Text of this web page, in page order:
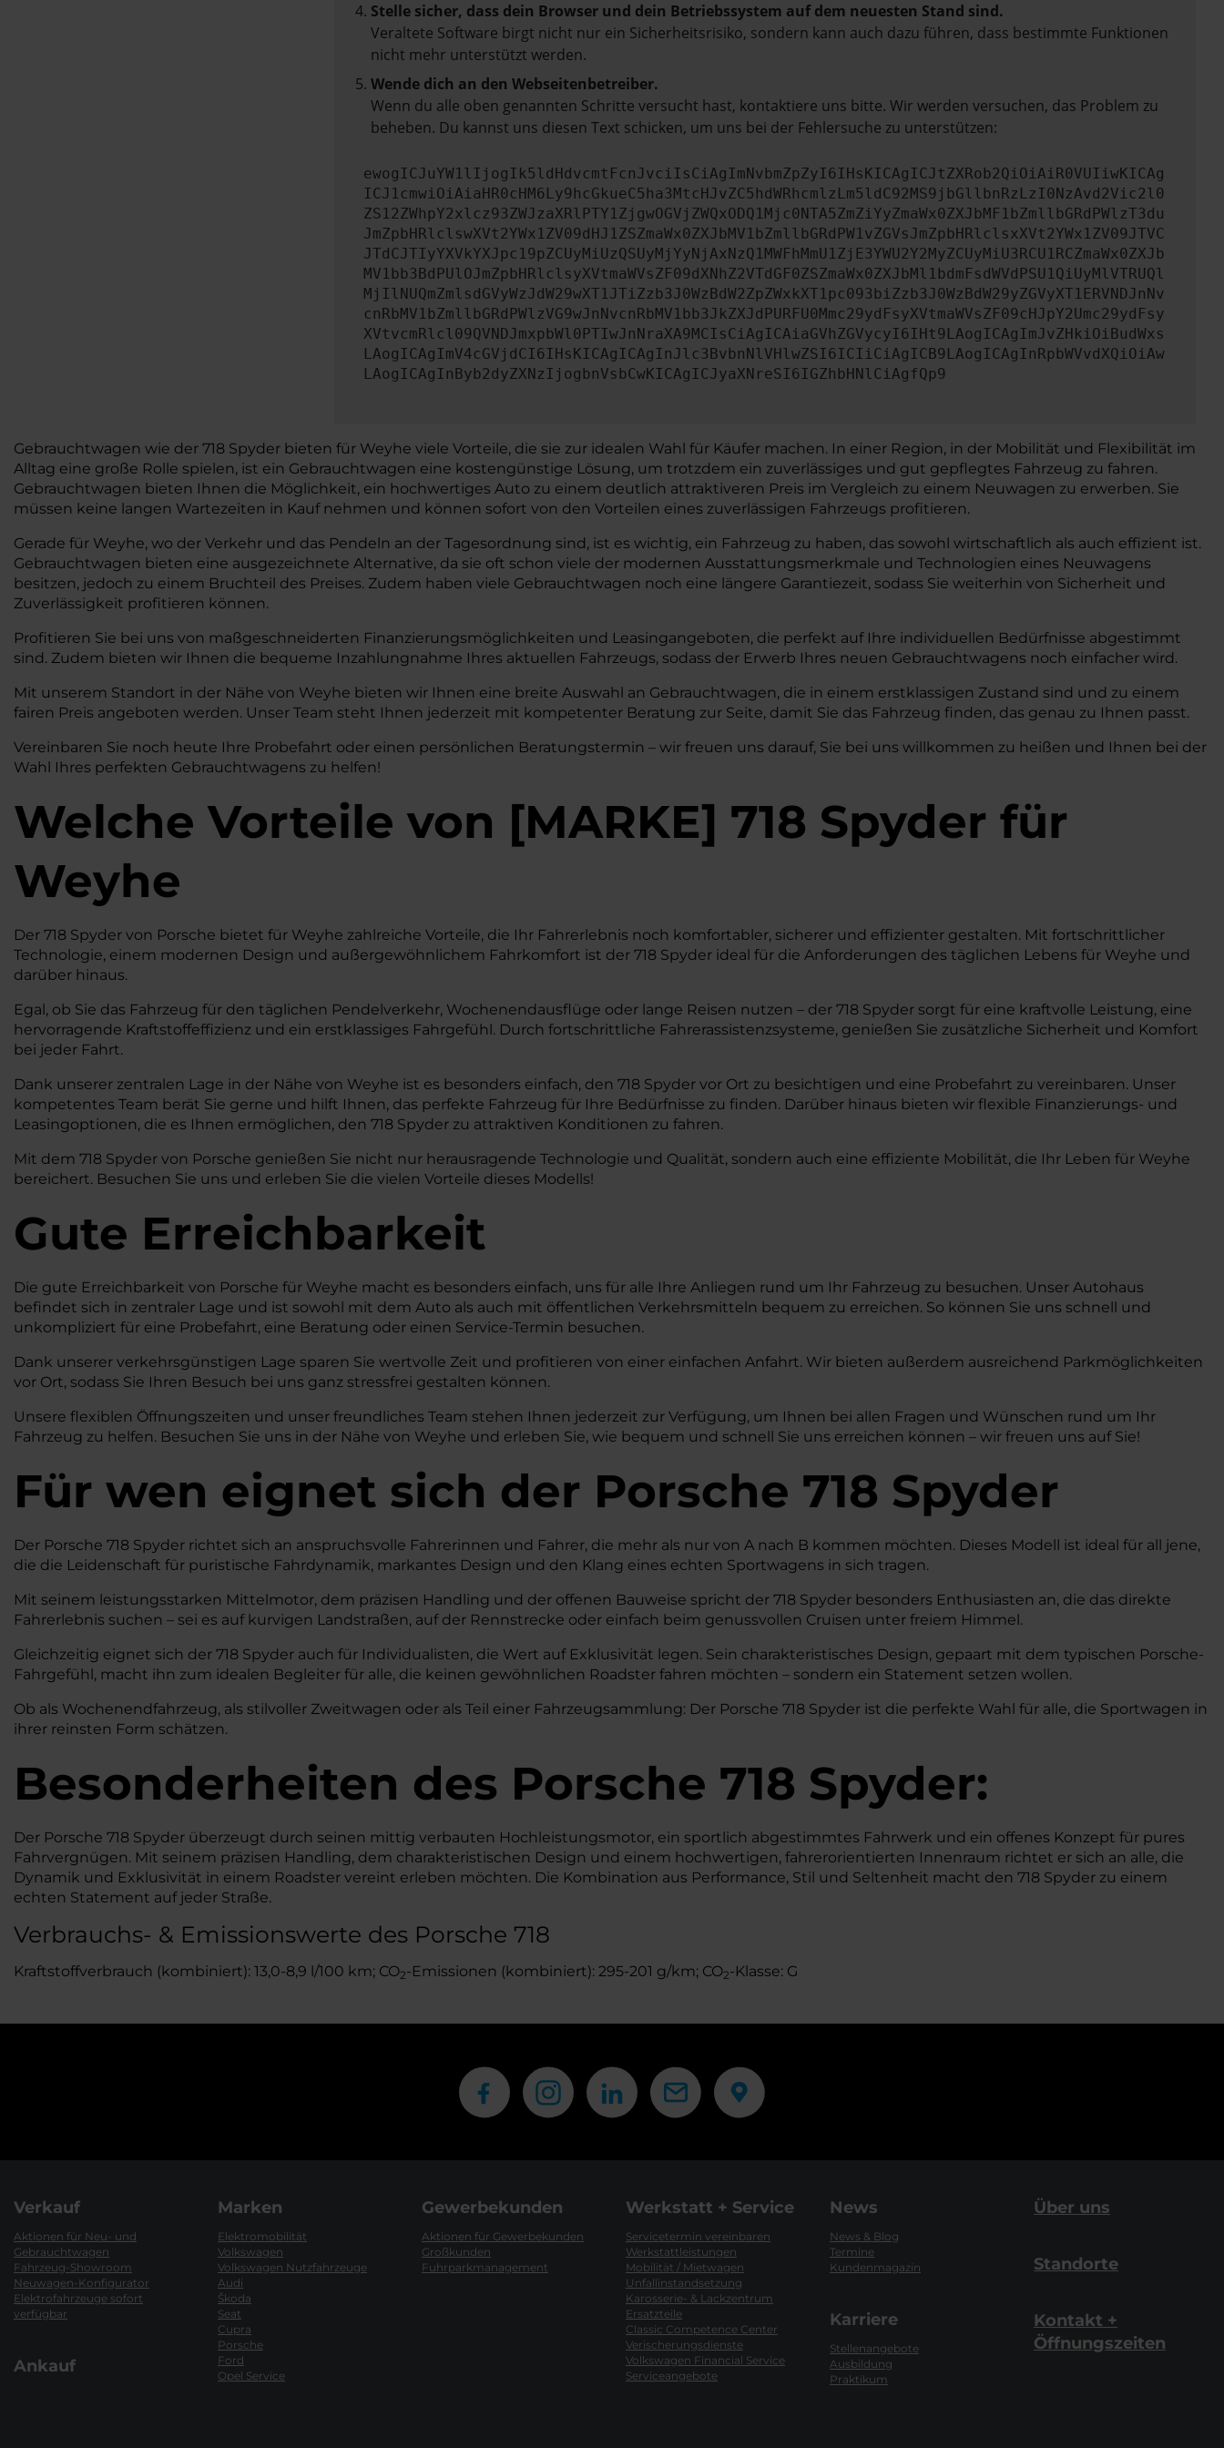
Stelle sicher, dass dein Browser und dein Betriebssystem auf dem neuesten Stand sind.
Veraltete Software birgt nicht nur ein Sicherheitsrisiko, sondern kann auch dazu führen, dass bestimmte Funktionen
nicht mehr unterstützt werden.
Wende dich an den Webseitenbetreiber.
Wenn du alle oben genannten Schritte versucht hast, kontaktiere uns bitte. Wir werden versuchen, das Problem zu
beheben. Du kannst uns diesen Text schicken, um uns bei der Fehlersuche zu unterstützen:
ewogICJuYW1lIjogIk5ldHdvcmtFcnJvciIsCiAgImNvbmZpZyI6IHsKICAgICJtZXRob2QiOiAiR0VUIiwKICAg
ICJ1cmwiOiAiaHR0cHM6Ly9hcGkueC5ha3MtcHJvZC5hdWRhcmlzLm5ldC92MS9jbGllbnRzLzI0NzAvd2Vic2l0
ZS12ZWhpY2xlcz93ZWJzaXRlPTY1ZjgwOGVjZWQxODQ1Mjc0NTA5ZmZiYyZmaWx0ZXJbMF1bZmllbGRdPWlzT3du
JmZpbHRlclswXVt2YWx1ZV09dHJ1ZSZmaWx0ZXJbMV1bZmllbGRdPW1vZGVsJmZpbHRlclsxXVt2YWx1ZV09JTVC
JTdCJTIyYXVkYXJpc19pZCUyMiUzQSUyMjYyNjAxNzQ1MWFhMmU1ZjE3YWU2Y2MyZCUyMiU3RCU1RCZmaWx0ZXJb
MV1bb3BdPUlOJmZpbHRlclsyXVtmaWVsZF09dXNhZ2VTdGF0ZSZmaWx0ZXJbMl1bdmFsdWVdPSU1QiUyMlVTRUQl
MjIlNUQmZmlsdGVyWzJdW29wXT1JTiZzb3J0WzBdW2ZpZWxkXT1pc093biZzb3J0WzBdW29yZGVyXT1ERVNDJnNv
cnRbMV1bZmllbGRdPWlzVG9wJnNvcnRbMV1bb3JkZXJdPURFU0Mmc29ydFsyXVtmaWVsZF09cHJpY2Umc29ydFsy
XVtvcmRlcl09QVNDJmxpbWl0PTIwJnNraXA9MCIsCiAgICAiaGVhZGVycyI6IHt9LAogICAgImJvZHkiOiBudWxs
LAogICAgImV4cGVjdCI6IHsKICAgICAgInJlc3BvbnNlVHlwZSI6ICIiCiAgICB9LAogICAgInRpbWVvdXQiOiAw
LAogICAgInByb2dyZXNzIjogbnVsbCwKICAgICJyaXNreSI6IGZhbHNlCiAgfQp9
Gebrauchtwagen wie der 718 Spyder bieten für Weyhe viele Vorteile, die sie zur idealen Wahl für Käufer machen. In einer Region, in der Mobilität und Flexibilität im
Alltag eine große Rolle spielen, ist ein Gebrauchtwagen eine kostengünstige Lösung, um trotzdem ein zuverlässiges und gut gepflegtes Fahrzeug zu fahren.
Gebrauchtwagen bieten Ihnen die Möglichkeit, ein hochwertiges Auto zu einem deutlich attraktiveren Preis im Vergleich zu einem Neuwagen zu erwerben. Sie
müssen keine langen Wartezeiten in Kauf nehmen und können sofort von den Vorteilen eines zuverlässigen Fahrzeugs profitieren.
Gerade für Weyhe, wo der Verkehr und das Pendeln an der Tagesordnung sind, ist es wichtig, ein Fahrzeug zu haben, das sowohl wirtschaftlich als auch effizient ist.
Gebrauchtwagen bieten eine ausgezeichnete Alternative, da sie oft schon viele der modernen Ausstattungsmerkmale und Technologien eines Neuwagens
besitzen, jedoch zu einem Bruchteil des Preises. Zudem haben viele Gebrauchtwagen noch eine längere Garantiezeit, sodass Sie weiterhin von Sicherheit und
Zuverlässigkeit profitieren können.
Profitieren Sie bei uns von maßgeschneiderten Finanzierungsmöglichkeiten und Leasingangeboten, die perfekt auf Ihre individuellen Bedürfnisse abgestimmt
sind. Zudem bieten wir Ihnen die bequeme Inzahlungnahme Ihres aktuellen Fahrzeugs, sodass der Erwerb Ihres neuen Gebrauchtwagens noch einfacher wird.
Mit unserem Standort in der Nähe von Weyhe bieten wir Ihnen eine breite Auswahl an Gebrauchtwagen, die in einem erstklassigen Zustand sind und zu einem
fairen Preis angeboten werden. Unser Team steht Ihnen jederzeit mit kompetenter Beratung zur Seite, damit Sie das Fahrzeug finden, das genau zu Ihnen passt.
Vereinbaren Sie noch heute Ihre Probefahrt oder einen persönlichen Beratungstermin – wir freuen uns darauf, Sie bei uns willkommen zu heißen und Ihnen bei der
Wahl Ihres perfekten Gebrauchtwagens zu helfen!
Welche Vorteile von [MARKE] 718 Spyder für
Weyhe
Der 718 Spyder von Porsche bietet für Weyhe zahlreiche Vorteile, die Ihr Fahrerlebnis noch komfortabler, sicherer und effizienter gestalten. Mit fortschrittlicher
Technologie, einem modernen Design und außergewöhnlichem Fahrkomfort ist der 718 Spyder ideal für die Anforderungen des täglichen Lebens für Weyhe und
darüber hinaus.
Egal, ob Sie das Fahrzeug für den täglichen Pendelverkehr, Wochenendausflüge oder lange Reisen nutzen – der 718 Spyder sorgt für eine kraftvolle Leistung, eine
hervorragende Kraftstoffeffizienz und ein erstklassiges Fahrgefühl. Durch fortschrittliche Fahrerassistenzsysteme, genießen Sie zusätzliche Sicherheit und Komfort
bei jeder Fahrt.
Dank unserer zentralen Lage in der Nähe von Weyhe ist es besonders einfach, den 718 Spyder vor Ort zu besichtigen und eine Probefahrt zu vereinbaren. Unser
kompetentes Team berät Sie gerne und hilft Ihnen, das perfekte Fahrzeug für Ihre Bedürfnisse zu finden. Darüber hinaus bieten wir flexible Finanzierungs- und
Leasingoptionen, die es Ihnen ermöglichen, den 718 Spyder zu attraktiven Konditionen zu fahren.
Mit dem 718 Spyder von Porsche genießen Sie nicht nur herausragende Technologie und Qualität, sondern auch eine effiziente Mobilität, die Ihr Leben für Weyhe
bereichert. Besuchen Sie uns und erleben Sie die vielen Vorteile dieses Modells!
Gute Erreichbarkeit
Die gute Erreichbarkeit von Porsche für Weyhe macht es besonders einfach, uns für alle Ihre Anliegen rund um Ihr Fahrzeug zu besuchen. Unser Autohaus
befindet sich in zentraler Lage und ist sowohl mit dem Auto als auch mit öffentlichen Verkehrsmitteln bequem zu erreichen. So können Sie uns schnell und
unkompliziert für eine Probefahrt, eine Beratung oder einen Service-Termin besuchen.
Dank unserer verkehrsgünstigen Lage sparen Sie wertvolle Zeit und profitieren von einer einfachen Anfahrt. Wir bieten außerdem ausreichend Parkmöglichkeiten
vor Ort, sodass Sie Ihren Besuch bei uns ganz stressfrei gestalten können.
Unsere flexiblen Öffnungszeiten und unser freundliches Team stehen Ihnen jederzeit zur Verfügung, um Ihnen bei allen Fragen und Wünschen rund um Ihr
Fahrzeug zu helfen. Besuchen Sie uns in der Nähe von Weyhe und erleben Sie, wie bequem und schnell Sie uns erreichen können – wir freuen uns auf Sie!
Für wen eignet sich der Porsche 718 Spyder
Der Porsche 718 Spyder richtet sich an anspruchsvolle Fahrerinnen und Fahrer, die mehr als nur von A nach B kommen möchten. Dieses Modell ist ideal für all jene,
die die Leidenschaft für puristische Fahrdynamik, markantes Design und den Klang eines echten Sportwagens in sich tragen.
Mit seinem leistungsstarken Mittelmotor, dem präzisen Handling und der offenen Bauweise spricht der 718 Spyder besonders Enthusiasten an, die das direkte
Fahrerlebnis suchen – sei es auf kurvigen Landstraßen, auf der Rennstrecke oder einfach beim genussvollen Cruisen unter freiem Himmel.
Gleichzeitig eignet sich der 718 Spyder auch für Individualisten, die Wert auf Exklusivität legen. Sein charakteristisches Design, gepaart mit dem typischen Porsche-
Fahrgefühl, macht ihn zum idealen Begleiter für alle, die keinen gewöhnlichen Roadster fahren möchten – sondern ein Statement setzen wollen.
Ob als Wochenendfahrzeug, als stilvoller Zweitwagen oder als Teil einer Fahrzeugsammlung: Der Porsche 718 Spyder ist die perfekte Wahl für alle, die Sportwagen in
ihrer reinsten Form schätzen.
Besonderheiten des Porsche 718 Spyder:
Der Porsche 718 Spyder überzeugt durch seinen mittig verbauten Hochleistungsmotor, ein sportlich abgestimmtes Fahrwerk und ein offenes Konzept für pures
Fahrvergnügen. Mit seinem präzisen Handling, dem charakteristischen Design und einem hochwertigen, fahrerorientierten Innenraum richtet er sich an alle, die
Dynamik und Exklusivität in einem Roadster vereint erleben möchten. Die Kombination aus Performance, Stil und Seltenheit macht den 718 Spyder zu einem
echten Statement auf jeder Straße.
Verbrauchs- & Emissionswerte des Porsche 718
Kraftstoffverbrauch (kombiniert): 13,0-8,9 l/100 km; CO2-Emissionen (kombiniert): 295-201 g/km; CO2-Klasse: G
Verkauf
Aktionen für Neu- und
Gebrauchtwagen
Fahrzeug-Showroom
Neuwagen-Konfigurator
Elektrofahrzeuge sofort
verfügbar
Ankauf
Marken
Elektromobilität
Volkswagen
Volkswagen Nutzfahrzeuge
Audi
Škoda
Seat
Cupra
Porsche
Ford
Opel Service
Gewerbekunden
Aktionen für Gewerbekunden
Großkunden
Fuhrparkmanagement
Werkstatt + Service
Servicetermin vereinbaren
Werkstattleistungen
Mobilität / Mietwagen
Unfallinstandsetzung
Karosserie- & Lackzentrum
Ersatzteile
Classic Competence Center
Verischerungsdienste
Volkswagen Financial Service
Serviceangebote
News
News & Blog
Termine
Kundenmagazin
Karriere
Stellenangebote
Ausbildung
Praktikum
Über uns
Standorte
Kontakt +
Öffnungszeiten